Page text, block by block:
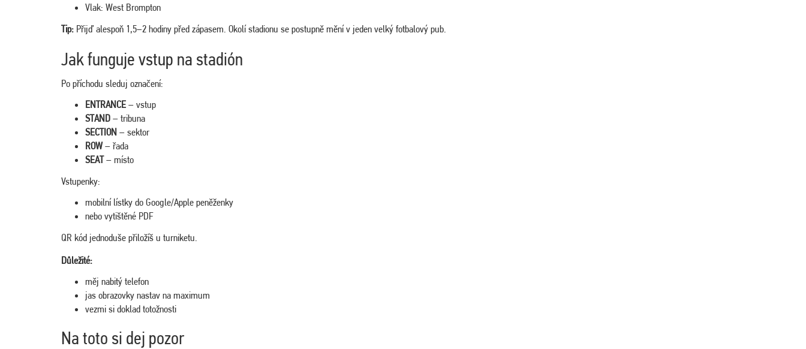
Vlak: West Brompton
Tip: Přijď alespoň 1,5–2 hodiny před zápasem. Okolí stadionu se postupně mění v jeden velký fotbalový pub.
Jak funguje vstup na stadión
Po příchodu sleduj označení:
ENTRANCE – vstup
STAND – tribuna
SECTION – sektor
ROW– řada
SEAT– místo
Vstupenky:
mobilní lístky do Google/Apple peněženky
nebo vytištěné PDF
QR kód jednoduše přiložíš u turniketu.
Důležité:
měj nabitý telefon
jas obrazovky nastav na maximum
vezmi si doklad totožnosti
Na toto si dej pozor